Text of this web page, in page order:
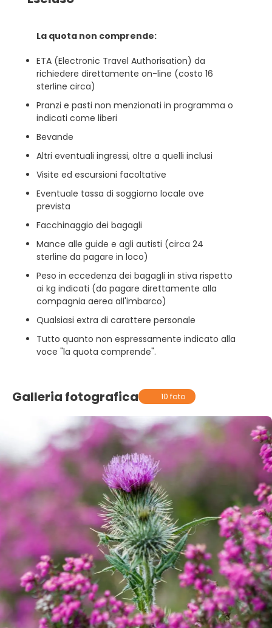
La quota non comprende:
ETA (Electronic Travel Authorisation) da
richiedere direttamente on-line (costo 16
sterline circa)
Pranzi e pasti non menzionati in programma o
indicati come liberi
Bevande
Altri eventuali ingressi, oltre a quelli inclusi
Visite ed escursioni facoltative
Eventuale tassa di soggiorno locale ove
prevista
Facchinaggio dei bagagli
Mance alle guide e agli autisti (circa 24
sterline da pagare in loco)
Peso in eccedenza dei bagagli in stiva rispetto
ai kg indicati (da pagare direttamente alla
compagnia aerea all'imbarco)
Qualsiasi extra di carattere personale
Tutto quanto non espressamente indicato alla
voce "la quota comprende".
Galleria fotografica 10 foto